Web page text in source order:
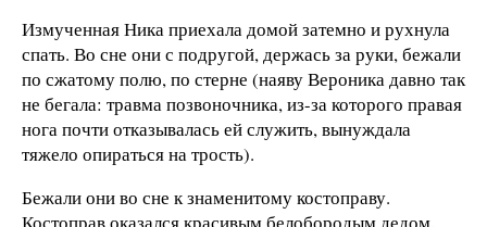
Измученная Ника приехала домой затемно и рухнула
спать. Во сне они с подругой, держась за руки, бежали
по сжатому полю, по стерне (наяву Вероника давно так
не бегала: травма позвоночника, из-за которого правая
нога почти отказывалась ей служить, вынуждала
тяжело опираться на трость).
Бежали они во сне к знаменитому костоправу.